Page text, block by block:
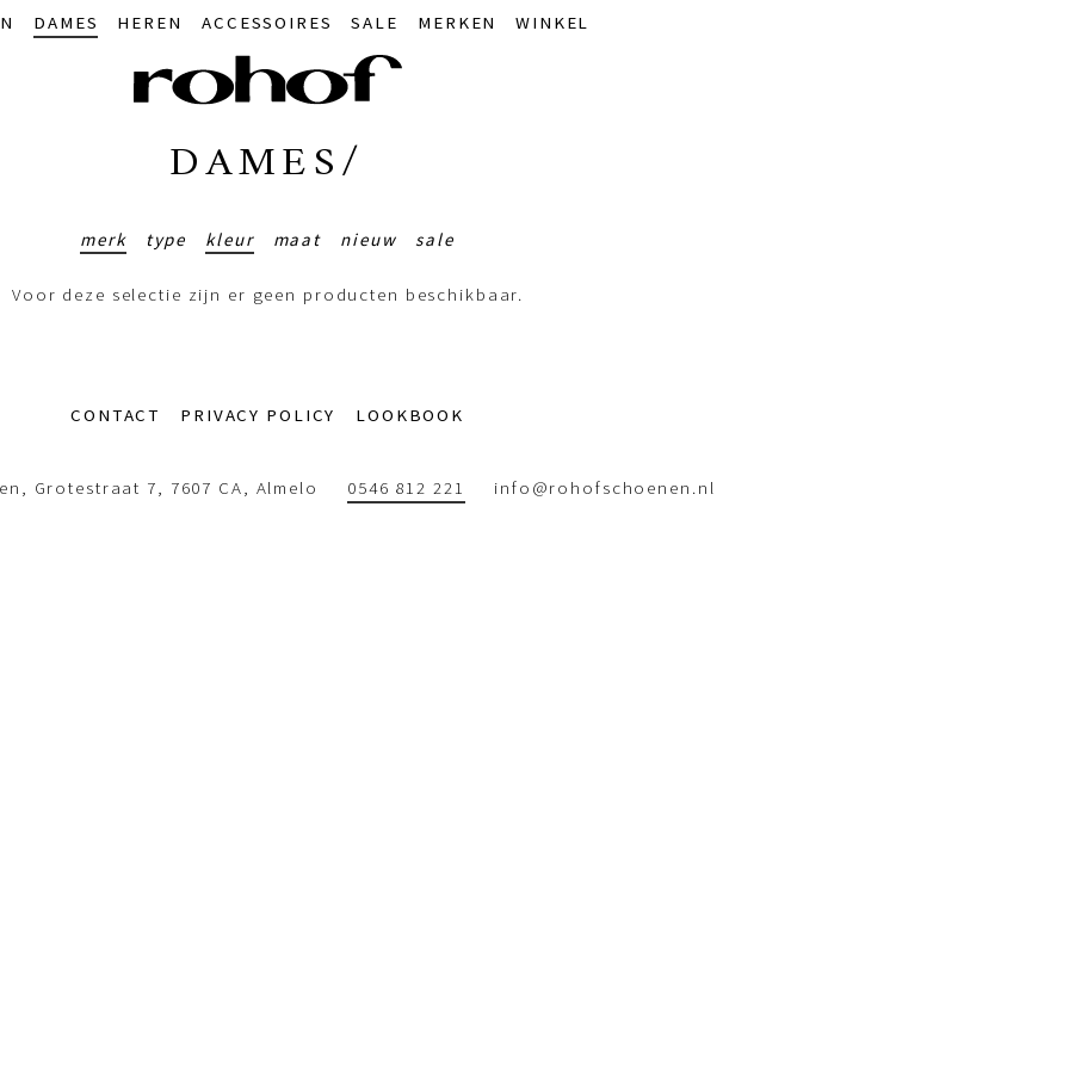
DAMES HEREN ACCESSOIRES SALE MERKEN WINKEL
DAMES/
merk type kleur maat nieuw sale
Voor deze selectie zijn er geen producten beschikbaar.
CONTACT PRIVACY POLICY LOOKBOOK
Grotestraat 7, 7607 CA, Almelo 0546 812 221 info@rohofschoenen.nl